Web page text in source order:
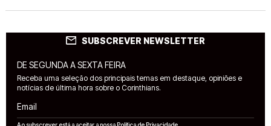
SUBSCREVER NEWSLETTER
DE SEGUNDA A SEXTA FEIRA
Receba uma seleção dos principais temas em destaque, opiniões e
notícias de última hora sobre o Corinthians.
Email
Ao subscrever está a aceitar a nossaPolítica de Privacidade